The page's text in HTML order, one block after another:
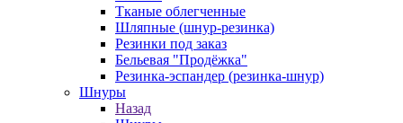
Тканые облегченные
Шляпные (шнур-резинка)
Резинки под заказ
Бельевая "Продёжка"
Резинка-эспандер (резинка-шнур)
Шнуры
Назад